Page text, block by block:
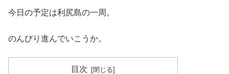
今日の予定は利尻島の一周。
のんびり進んでいこうか。
目次